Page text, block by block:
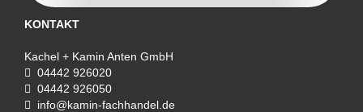
KONTAKT
Kachel + Kamin Anten GmbH
04442 926020
04442 926050
info@kamin-fachhandel.de